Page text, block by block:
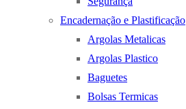
Encadernação e Plastificação
Argolas Metalicas
Argolas Plastico
Baguetes
Bolsas Termicas